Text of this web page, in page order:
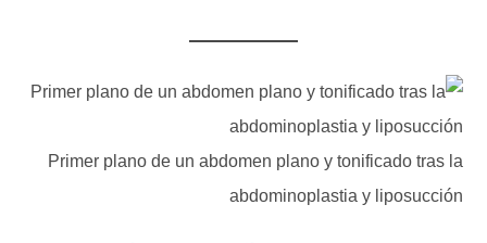
Primer plano de un abdomen plano y tonificado tras la
abdominoplastia y liposucción